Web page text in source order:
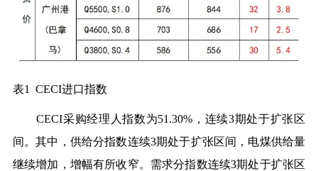
表1 CECI进口指数
CECI采购经理人指数为51.30%，连续3期处于扩张区
间。其中，供给分指数连续3期处于扩张区间，电煤供给量
继续增加，增幅有所收窄。需求分指数连续3期处于扩张区